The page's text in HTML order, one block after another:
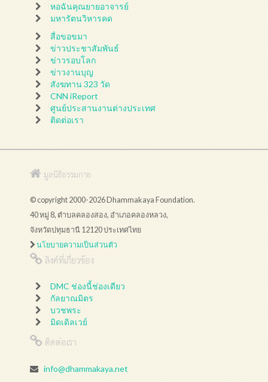
หอฉันคุณยายอาจารย์
มหารัตนวิหารคด
สื่อขอขมา
ข่าวประชาสัมพันธ์
ข่าวรอบโลก
ข่าวงานบุญ
สังฆทาน 323 วัด
CNN iReport
ศูนย์ประสานงานต่างประเทศ
ติดต่อเรา
มูลนิธิธรรมกาย
© copyright 2000-2026 Dhammakaya Foundation.
40 หมู่ 8, ตำบลคลองสอง, อำเภอคลองหลวง,
จังหวัดปทุมธานี 12120 ประเทศไทย
นโยบายความเป็นส่วนตัว
ลิงค์ที่เกี่ยวข้อง
DMC ช่องนี้ช่องเดียว
กัลยาณมิตร
บวชพระ
มิดเดิลเวย์
ติดต่อเรา
info@dhammakaya.net